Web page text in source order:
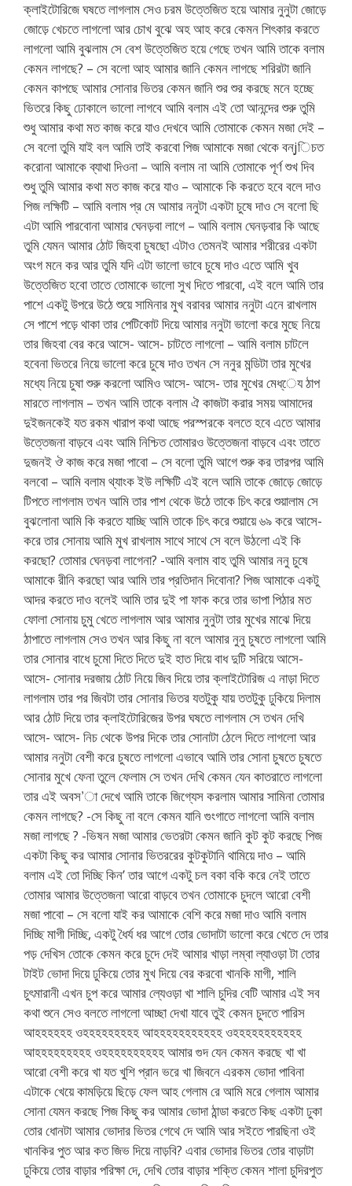
ক্লাইটোরিজে ঘষতে লাগলাম সেও চরম উত্তেজিত হয়ে আমার নুনুটা জোড়ে
জোড়ে খেচতে লাগলো আর চোখ বুঝে অহ আহ করে কেমন শিৎকার করতে
লাগলো আমি বুঝলাম সে বেশ উত্তেজিত হয়ে গেছে তখন আমি তাকে বলাম
কেমন লাগছে? – সে বলো আহ আমার জানি কেমন লাগছে শরিরটা জানি
কেমন কাপছে আমার সোনার ভিতর কেমন জানি শুর শুর করছে মনে হচ্ছে
ভিতরে কিছু ঢোকালে ভালো লাগবে আমি বলাম এই তো আনন্দের শুরু তুমি
শুধু আমার কথা মত কাজ করে যাও দেখবে আমি তোমাকে কেমন মজা দেই –
সে বলো তুমি যাই বল আমি তাই করবো পিজ আমাকে মজা থেকে বন্jিচত
করোনা আমাকে ব্যাথা দিওনা – আমি বলাম না আমি তোমাকে পূর্ণ শুখ দিব
শুধু তুমি আমার কথা মত কাজ করে যাও – আমাকে কি করতে হবে বলে দাও
পিজ লক্ষিটি – আমি বলাম প্র মে আমার ননুটা একটা চুষে দাও সে বলো ছি
এটা আমি পারবোনা আমার ঘেনড়বা লাগে – আমি বলাম ঘেনড়বার কি আছে
তুমি যেমন আমার ঠোট জিহবা চুষছো এটাও তেমনই আমার শরীরের একটা
অংগ মনে কর আর তুমি যদি এটা ভালো ভাবে চুষে দাও এতে আমি খুব
উত্তেজিত হবো তাতে তোমাকে ভালো সুখ দিতে পারবো, এই বলে আমি তার
পাশে একটু উপরে উঠে শুয়ে সামিনার মুখ বরাবর আমার ননুটা এনে রাখলাম
সে পাশে পড়ে থাকা তার পেটিকোট দিয়ে আমার ননুটা ভালো করে মুছে নিয়ে
তার জিহবা বের করে আসে- আসে- চাটতে লাগলো – আমি বলাম চাটলে
হবেনা ভিতরে নিয়ে ভালো করে চুষে দাও তখন সে ননুর মন্ডিটা তার মুখের
মধ্যে নিয়ে চুষা শুরু করলো আমিও আসে- আসে- তার মুখের মেধ্েয ঠাপ
মারতে লাগলাম – তখন আমি তাকে বলাম ঐ কাজটা করার সময় আমাদের
দুইজনকেই যত রকম খারাপ কথা আছে পরস্পরকে বলতে হবে এতে আমার
উত্তেজনা বাড়বে এবং আমি নিশ্চিত তোমারও উত্তেজনা বাড়বে এবং তাতে
দুজনই ঔ কাজ করে মজা পাবো – সে বলো তুমি আগে শুরু কর তারপর আমি
বলবো – আমি বলাম থ্যাংক ইউ লক্ষিটি এই বলে আমি তাকে জোড়ে জোড়ে
টিপতে লাগলাম তখন আমি তার পাশ থেকে উঠে তাকে চিৎ করে শুয়ালাম সে
বুঝলোনা আমি কি করতে যাচ্ছি আমি তাকে চিৎ করে শুয়ায়ে ৬৯ করে আসে-
করে তার সোনায় আমি মুখ রাখলাম সাথে সাথে সে বলে উঠলো এই কি
করছো? তোমার ঘেনড়বা লাগেনা? -আমি বলাম বাহ তুমি আমার ননু চুষে
আমাকে রীনি করছো আর আমি তার প্রতিদান দিবোনা? পিজ আমাকে একটু
আদর করতে দাও বলেই আমি তার দুই পা ফাক করে তার ভাপা পিঠার মত
ফোলা সোনায় চুমু খেতে লাগলাম আর আমার নুনুটা তার মুখের মাঝে দিয়ে
ঠাপাতে লাগলাম সেও তখন আর কিছু না বলে আমার নুনু চুষতে লাগলো আমি
তার সোনার বাধে চুমো দিতে দিতে দুই হাত দিয়ে বাধ দুটি সরিয়ে আসে-
আসে- সোনার দরজায় ঠোট নিয়ে জিব দিয়ে তার ক্লাইটোরিজ এ নাড়া দিতে
লাগলাম তার পর জিবটা তার সোনার ভিতর যতটুকু যায় ততটুকু ঢুকিয়ে দিলাম
আর ঠোট দিয়ে তার ক্লাইটোরিজের উপর ঘষতে লাগলাম সে তখন দেখি
আসে- আসে- নিচ থেকে উপর দিকে তার সোনাটা ঠেলে দিতে লাগলো আর
আমার ননুটা বেশী করে চুষতে লাগলো এভাবে আমি তার সোনা চুষতে চুষতে
সোনার মুখে ফেনা তুলে ফেলাম সে তখন দেখি কেমন যেন কাতরাতে লাগলো
তার এই অবস’া দেখে আমি তাকে জিগ্যেস করলাম আমার সামিনা তোমার
কেমন লাগছে? -সে কিছু না বলে কেমন যানি গুংগাতে লাগলো আমি বলাম
মজা লাগছে ? -ভিষন মজা আমার ভেতরটা কেমন জানি কুট কুট করছে পিজ
একটা কিছু কর আমার সোনার ভিতররের কুটকুটানি থামিয়ে দাও – আমি
বলাম এই তো দিচ্ছি কিন’ তার আগে একটু চল বকা বকি করে নেই তাতে
তোমার আমার উত্তেজনা আরো বাড়বে তখন তোমাকে চুদলে আরো বেশী
মজা পাবো – সে বলো যাই কর আমাকে বেশি করে মজা দাও আমি বলাম
দিচ্ছি মাগী দিচ্ছি, একটু ধৈর্য ধর আগে তোর ভোদাটা ভালো করে খেতে দে তার
পড় দেখিস তোকে কেমন করে চুদে দেই আমার খাড়া লম্বা ল্যাওড়া টা তোর
টাইট ভোদা দিয়ে ঢুকিয়ে তোর মুখ দিয়ে বের করবো খানকি মাগী, শালি
চুৎমারানী এখন চুপ করে আমার ল্যেওড়া খা শালি চুদির বেটি আমার এই সব
কথা শুনে সেও বলতে লাগলো আচ্ছা দেখা যাবে তুই কেমন চুদতে পারিস
আহহহহহহ ওহহহহহহহহহ আহহহহহহহহহহহ ওহহহহহহহহহহহ
আহহহহহহহহহ ওহহহহহহহহহহ আমার গুদ যেন কেমন করছে খা খা
আরো বেশী করে খা যত খুশি প্রান ভরে খা জিবনে এরকম ভোদা পাবিনা
এটাকে খেয়ে কামড়িয়ে ছিড়ে ফেল আহ গেলাম রে আমি মরে গেলাম আমার
সোনা যেমন করছে পিজ কিছু কর আমার ভোদা ঠান্ডা করতে কিছ একটা ঢুকা
তোর ধোনটা আমার ভোদার ভিতর গেথে দে আমি আর সইতে পারছিনা ওই
খানকির পুত আর কত জিভ দিয়ে নাড়বি? এবার ভোদার ভিতর তোর বাড়াটা
ঢুকিয়ে তোর বাড়ার পরিক্ষা দে, দেখি তোর বাড়ার শক্তি কেমন শালা চুদিরপুত